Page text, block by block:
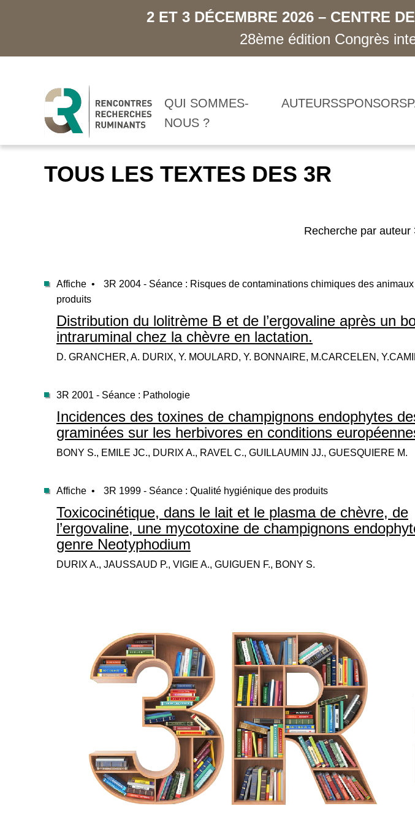
2 ET 3 DÉCEMBRE 2026 – CENTRE
28ème édition Congrès
QUI SOMMES-
NOUS ?
AUTEURSSPONSORS
TOUS LES TEXTES DES 3R
Recherche par
Affiche •
3R 2004 - Séance : Risques de contaminations chimiques des
produits
Distribution du lolitrème B et de l’ergovaline après un
intraruminal chez la chèvre en lactation.
D. GRANCHER, A. DURIX, Y. MOULARD, Y. BONNAIRE, M.CARCELEN,
3R 2001 - Séance : Pathologie
Incidences des toxines de champignons endophytes
graminées sur les herbivores en conditions
BONY S., EMILE JC., DURIX A., RAVEL C., GUILLAUMIN JJ., GUESQUIERE M.
Affiche • 3R 1999 - Séance : Qualité hygiénique des produits
Toxicocinétique, dans le lait et le plasma de chèvre, de
l’ergovaline, une mycotoxine de champignons
genre Neotyphodium
DURIX A., JAUSSAUD P., VIGIE A., GUIGUEN F., BONY S.